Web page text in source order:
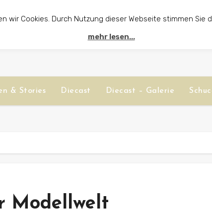
& Stories Diecast Diecast – Galerie
Modellwelt
wir Cookies. Durch Nutzung dieser Webseite stimmen Sie
mehr lesen...